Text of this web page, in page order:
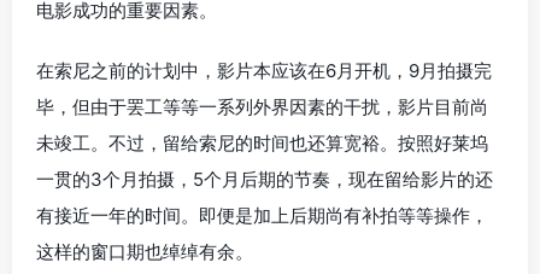
电影成功的重要因素。
在索尼之前的计划中，影片本应该在6月开机，9月拍摄完
毕，但由于罢工等等一系列外界因素的干扰，影片目前尚
未竣工。不过，留给索尼的时间也还算宽裕。按照好莱坞
一贯的3个月拍摄，5个月后期的节奏，现在留给影片的还
有接近一年的时间。即便是加上后期尚有补拍等等操作，
这样的窗口期也绰绰有余。